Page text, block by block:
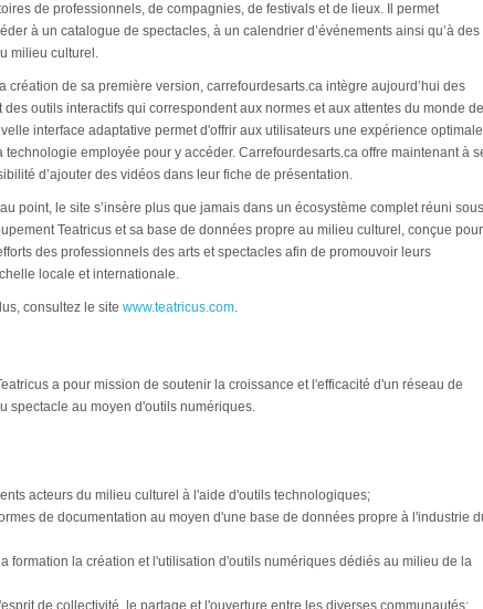
de professionnels, de compagnies, de festivals et de lieux. Il permet
à un catalogue de spectacles, à un calendrier d’événements ainsi qu’à des
milieu culturel.
création de sa première version, carrefourdesarts.ca intègre aujourd’hui des
des outils interactifs qui correspondent aux normes et aux attentes du monde de
interface adaptative permet d'offrir aux utilisateurs une expérience
technologie employée pour y accéder. Carrefourdesarts.ca offre maintenant à
d’ajouter des vidéos dans leur fiche de présentation.
point, le site s’insère plus que jamais dans un écosystème complet réuni sous
Teatricus et sa base de données propre au milieu culturel, conçue pour
des professionnels des arts et spectacles afin de promouvoir leurs
locale et internationale.
consultez le site www.teatricus.com.
a pour mission de soutenir la croissance et l'efficacité d'un réseau de
spectacle au moyen d'outils numériques.
acteurs du milieu culturel à l'aide d'outils technologiques;
de documentation au moyen d'une base de données propre à l'industrie
formation la création et l'utilisation d'outils numériques dédiés au milieu de la
de collectivité, le partage et l'ouverture entre les diverses communautés;